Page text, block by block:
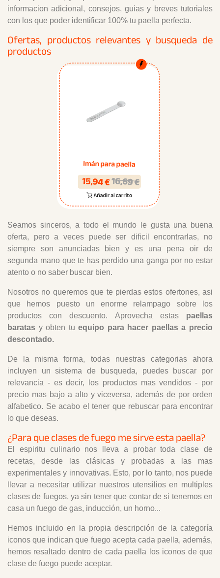
informacion adicional, consejos, guias y breves tutoriales
con los que poder identificar 100% tu paella perfecta.
Ofertas, productos relevantes y busqueda de
productos
Seamos sinceros, a todo el mundo le gusta una buena
oferta, pero a veces puede ser dificil encontrarlas, no
siempre son anunciadas bien y es una pena oir de
segunda mano que te has perdido una ganga por no estar
atento o no saber buscar bien.
Nosotros no queremos que te pierdas estos ofertones, asi
que hemos puesto un enorme relampago sobre los
productos con descuento. Aprovecha estas paellas
baratas y obten tuequipo para hacer paellas a precio
descontado.
De la misma forma, todas nuestras categorias ahora
incluyen un sistema de busqueda, puedes buscar por
relevancia - es decir, los productos mas vendidos - por
precio mas bajo a alto y viceversa, además de por orden
alfabetico. Se acabo el tener que rebuscar para encontrar
lo que deseas.
¿Para que clases de fuego me sirve esta paella?
El espiritu culinario nos lleva a probar toda clase de
recetas, desde las clásicas y probadas a las mas
experimentales y innovativas. Esto, por lo tanto, nos puede
llevar a necesitar utilizar nuestros utensilios en multiples
clases de fuegos, ya sin tener que contar de si tenemos en
casa un fuego de gas, inducción, un horno...
Hemos incluido en la propia descripción de la categoría
iconos que indican que fuego acepta cada paella, además,
hemos resaltado dentro de cada paella los iconos de que
clase de fuego puede aceptar.